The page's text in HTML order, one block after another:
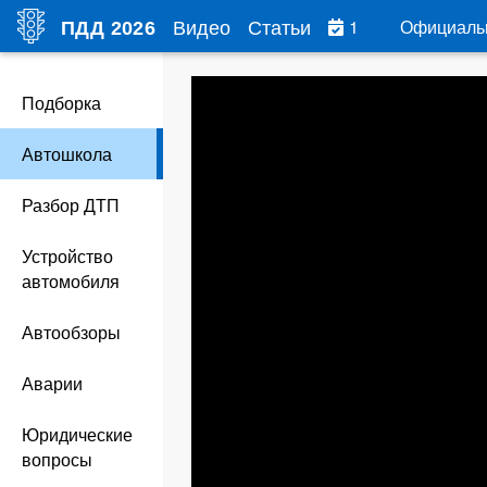
ПДД 2026 Видео Статьи 1
Подборка
Автошкола
Разбор ДТП
Устройство
автомобиля
Автообзоры
Аварии
Юридические
вопросы